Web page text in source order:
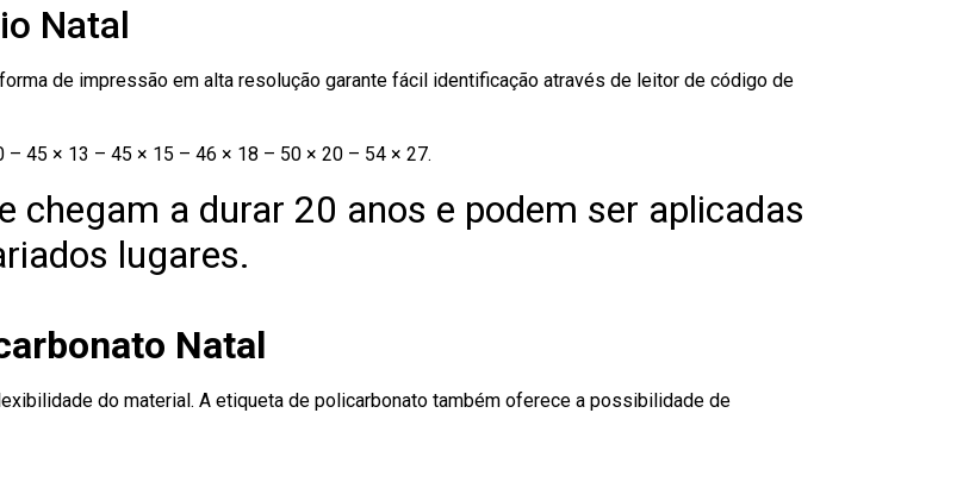
Natal
de impressão em alta resolução garante fácil identificação através de leitor de código de
45 × 13 – 45 × 15 – 46 × 18 – 50 × 20 – 54 × 27.
chegam a durar 20 anos e podem ser aplicadas
lugares.
Natal
do material. A etiqueta de policarbonato também oferece a possibilidade de